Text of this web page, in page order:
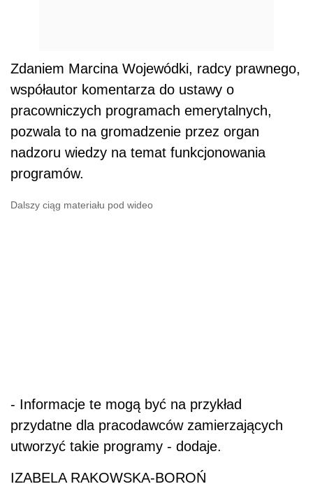
Zdaniem Marcina Wojewódki, radcy prawnego,
współautor komentarza do ustawy o
pracowniczych programach emerytalnych,
pozwala to na gromadzenie przez organ
nadzoru wiedzy na temat funkcjonowania
programów.
Dalszy ciąg materiału pod wideo
- Informacje te mogą być na przykład
przydatne dla pracodawców zamierzających
utworzyć takie programy - dodaje.
IZABELA RAKOWSKA-BOROŃ